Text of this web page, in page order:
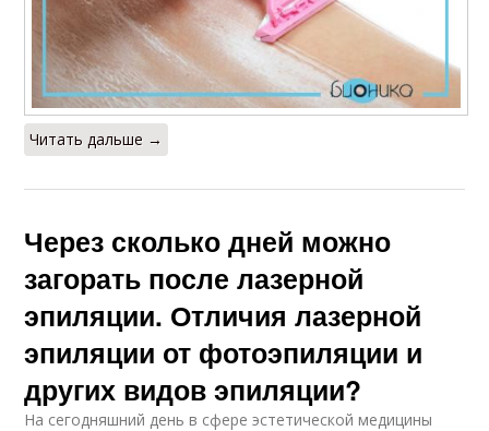
Читать дальше →
Через сколько дней можно
загорать после лазерной
эпиляции. Отличия лазерной
эпиляции от фотоэпиляции и
других видов эпиляции?
На сегодняшний день в сфере эстетической медицины